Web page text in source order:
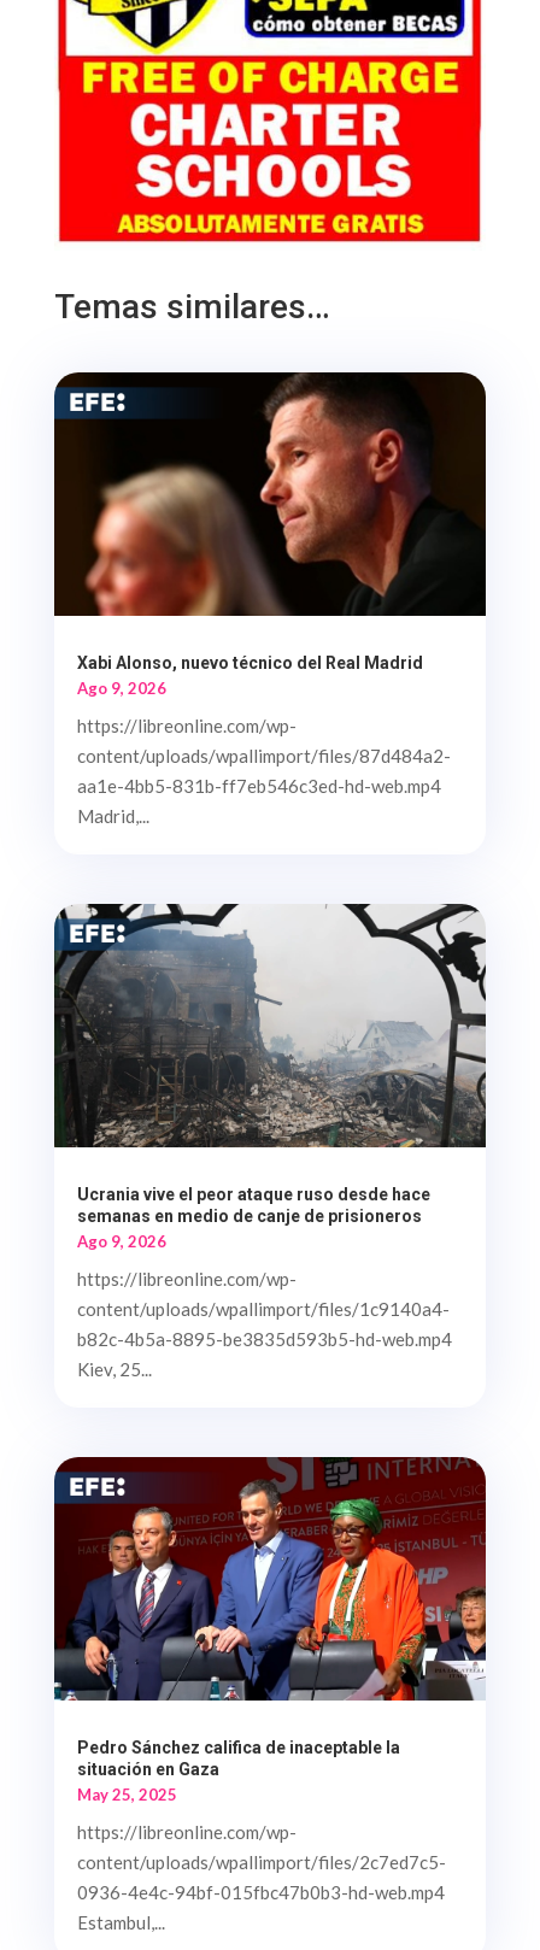
Temas similares…
Xabi Alonso, nuevo técnico del Real Madrid
Ago 9, 2026
https://libreonline.com/wp-
content/uploads/wpallimport/files/87d484a2-
aa1e-4bb5-831b-ff7eb546c3ed-hd-web.mp4
Madrid,...
Ucrania vive el peor ataque ruso desde hace
semanas en medio de canje de prisioneros
Ago 9, 2026
https://libreonline.com/wp-
content/uploads/wpallimport/files/1c9140a4-
b82c-4b5a-8895-be3835d593b5-hd-web.mp4
Kiev, 25...
Pedro Sánchez califica de inaceptable la
situación en Gaza
May 25, 2025
https://libreonline.com/wp-
content/uploads/wpallimport/files/2c7ed7c5-
0936-4e4c-94bf-015fbc47b0b3-hd-web.mp4
Estambul,...